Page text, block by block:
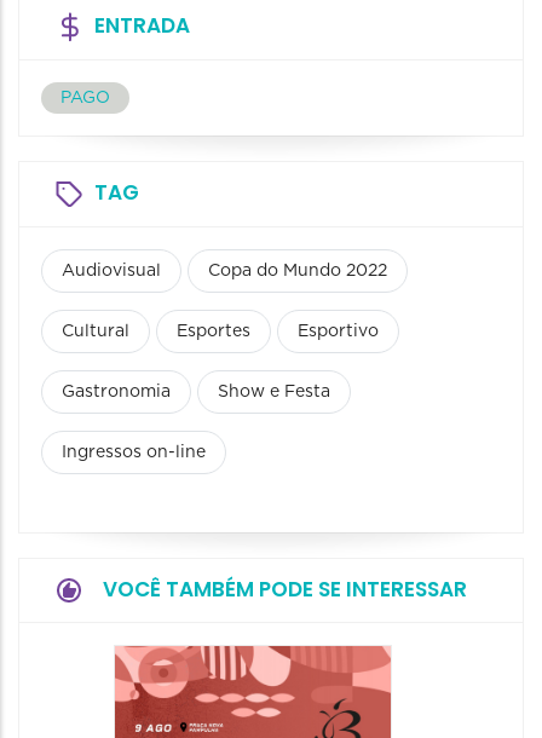
ENTRADA
PAGO
TAG
Audiovisual Copa do Mundo 2022
Cultural Esportes Esportivo
Gastronomia Show e Festa
Ingressos on-line
VOCÊ TAMBÉM PODE SE INTERESSAR